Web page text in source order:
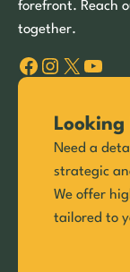
forefront. Reach
together.
Facebook Instagram X YouTube
Need a
strategic
We offer
tailored to